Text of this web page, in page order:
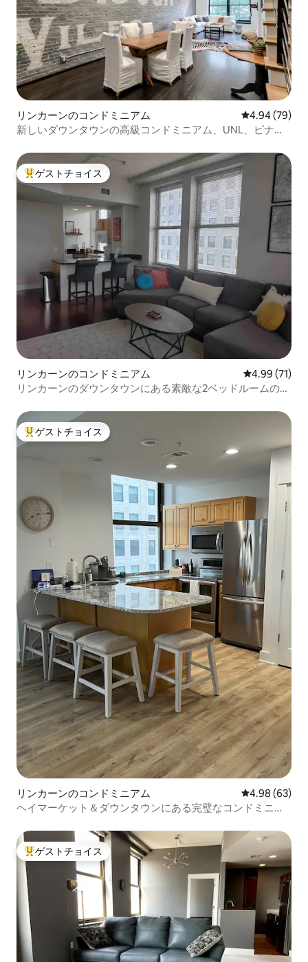
リンカーンのコンドミニアム レビュー79
4.94 (79)
新しいダウンタウンの高級コンドミニアム、UNL、ピナク
大好評のゲストチョイスです。
ゲストチョイス
リンカーンのコンドミニアム レビュー71
4.99 (71)
リンカーンのダウンタウンにある素敵な2ベッドルームのコ
大好評のゲストチョイスです。
ゲストチョイス
リンカーンのコンドミニアム レビュー63
4.98 (63)
ヘイマーケット＆ダウンタウンにある完璧なコンドミニア
大好評のゲストチョイスです。
ゲストチョイス